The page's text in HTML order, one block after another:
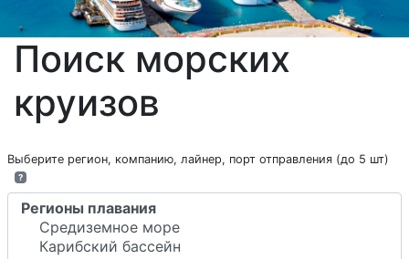
Поиск морских
круизов
Выберите регион, компанию, лайнер, порт отправления (до 5 шт)
?